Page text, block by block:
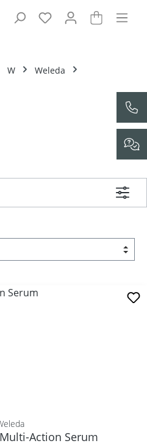
W
Weleda
Action Serum